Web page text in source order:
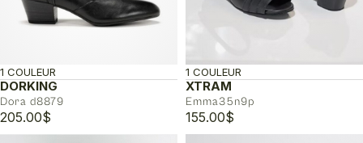
DORKING
Dora d8879
1 COULEUR
205.00$
XTRAM
Emma35n9p
1 COULEUR
155.00$